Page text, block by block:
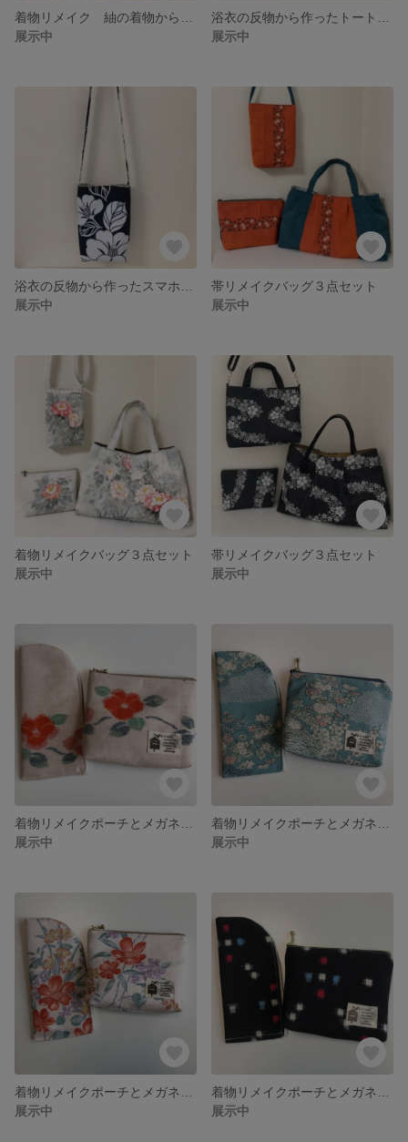
展示中
展示中
展示中
帯リメイクバッグ３点セット
展示中
着物リメイクバッグ３点セット
展示中
帯リメイクバッグ３点セット
展示中
展示中
展示中
展示中
展示中